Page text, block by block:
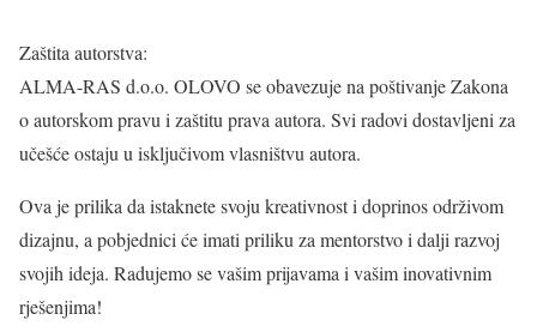
Zaštita autorstva:
ALMA-RAS d.o.o. OLOVO se obavezuje na poštivanje Zakona
o autorskom pravu i zaštitu prava autora. Svi radovi dostavljeni za
učešće ostaju u isključivom vlasništvu autora.
Ova je prilika da istaknete svoju kreativnost i doprinos održivom
dizajnu, a pobjednici će imati priliku za mentorstvo i dalji razvoj
svojih ideja. Radujemo se vašim prijavama i vašim inovativnim
rješenjima!